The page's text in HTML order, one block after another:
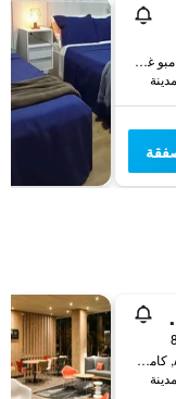
Tv. Pepe Simioli 93, كامبو غراندي, البرازيل
5282 Av. Afonso Pena, كامبو غراندي, البرازيل